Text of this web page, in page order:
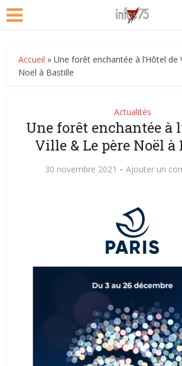
Accueil »Une forêt enchantée à l’Hôtel de
Noël à Bastille
Actualités
Une forêt enchantée à
Ville & Le père Noël
30 novembre 2021 Ajouter un